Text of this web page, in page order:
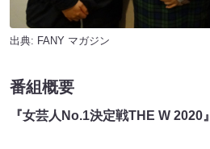
出典: FANY マガジン
番組概要
『女芸人No.1決定戦THE W 2020』